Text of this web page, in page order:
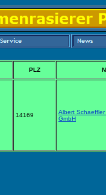
PLZ
14169
Albert
GmbH